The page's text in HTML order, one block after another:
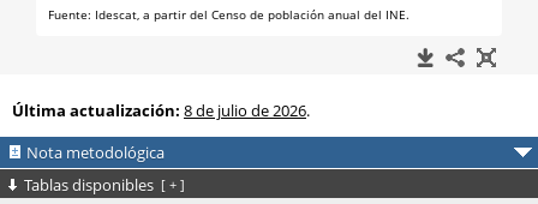
Última actualización: 8 de julio de 2026.
Nota metodológica
Tablas disponibles [ + ]